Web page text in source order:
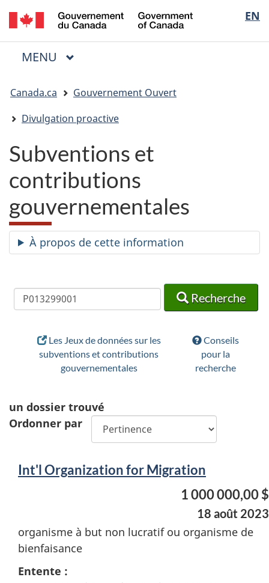
Passer
au
contenu
Passer
à
« Au
Passer
à
la
EN
of
Menu
MENU PRINCIPAL
êtes
ici
Canada.ca
Gouvernement Ouvert
Divulgation proactive
Subventions et
contributions
gouvernementales
À propos de cette information
Recherche
Recherche
Recherche
Les Jeux de données sur les
subventions et contributions
gouvernementales
Conseils
pour la
recherche
un dossier trouvé
Ordonner par
Int'l Organization for Migration
1 000 000,00 $
18 août 2023
organisme à but non lucratif ou organisme de
bienfaisance
Entente :